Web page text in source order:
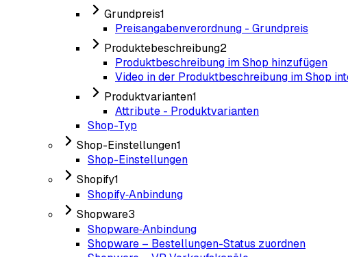
Grundpreis1
Preisangabenverordnung - Grundpreis
Produktebeschreibung2
Produktbeschreibung im Shop hinzufügen
Video in der Produktbeschreibung im Shop
Produktvarianten1
Attribute - Produktvarianten
Shop-Typ
Shop-Einstellungen1
Shop-Einstellungen
Shopify1
Shopify‑Anbindung
Shopware3
Shopware‑Anbindung
Shopware – Bestellungen-Status zuordnen